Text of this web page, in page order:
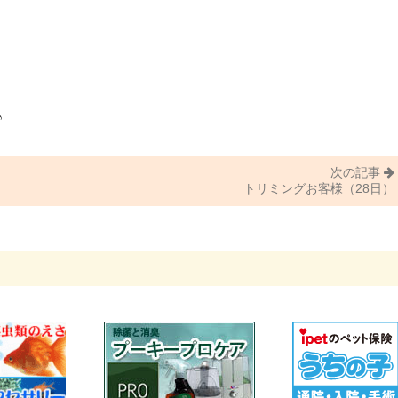
次の記事
トリミングお客様（28日）